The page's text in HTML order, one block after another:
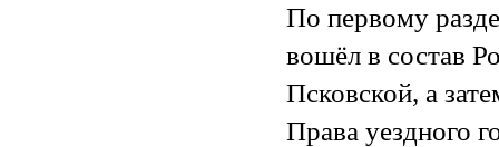
По первому
вошёл в состав
Псковской, а
Права уездного